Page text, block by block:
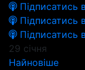
Підписатись
Підписатись
Підписатись
29 січня
Найновіше